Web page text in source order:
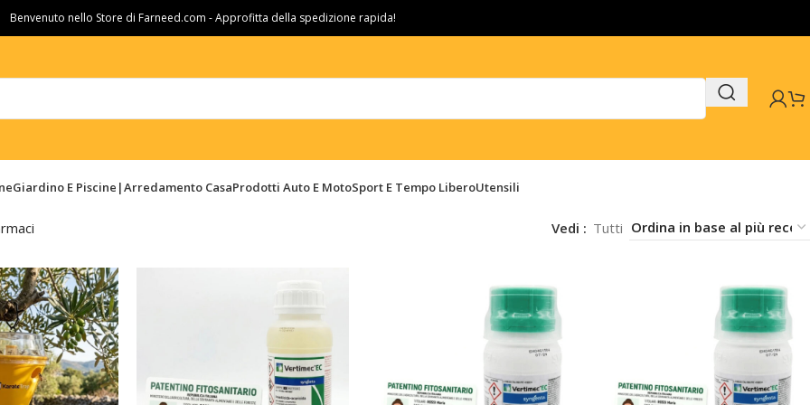
Benvenuto nello Store di Farneed.com - Approfitta della spedizione rapida!
Giardino E Piscine|Arredamento CasaProdotti Auto E MotoSport E Tempo LiberoUtensili
Vedi Tutti